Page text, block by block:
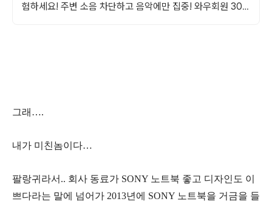
험하세요! 주변 소음 차단하고 음악에만 집중! 와우회원 30
그래….
내가 미친놈이다…
팔랑귀라서.. 회사 동료가 SONY 노트북 좋고 디자인도 이
쁘다라는 말에 넘어가 2013년에 SONY 노트북을 거금을 들